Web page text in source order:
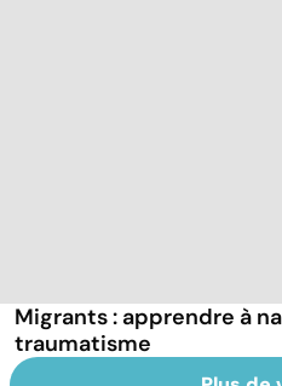
Migrants : apprendre à
traumatisme